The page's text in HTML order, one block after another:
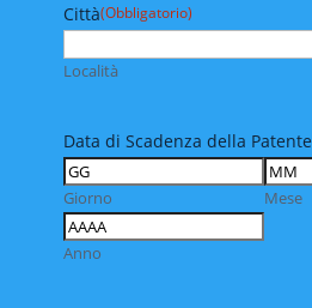
Città(Obbligatorio)
Località
Data di Scadenza della Patente
Giorno Mese
Anno